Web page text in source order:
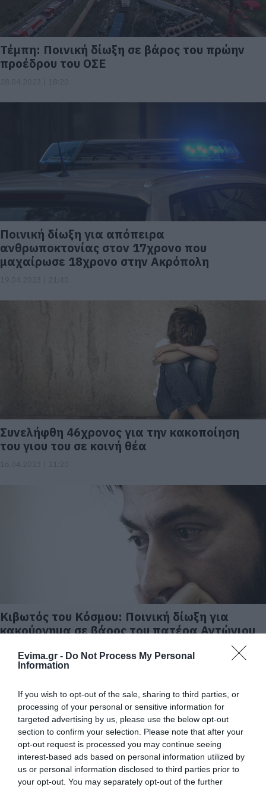
Evima.gr - Do Not Process My Personal
Information
If you wish to opt-out of the sale, sharing to third parties, or
processing of your personal or sensitive information for
targeted advertising by us, please use the below opt-out
section to confirm your selection. Please note that after your
opt-out request is processed you may continue seeing
interest-based ads based on personal information utilized by
us or personal information disclosed to third parties prior to
your opt-out. You may separately opt-out of the further
Τέμπη: Ποινική δίωξη σε βάρος του πρώην
προέδρου του ΟΣΕ
Ποινική δίωξη για απόπειρα
ανθρωποκτονίας στον 17χρονο που
μαχαίρωσε 18χρονο στην Ακρόπολη
Συνελήφθη 46χρονος για την κακοποίηση
του γιου του σε κοινή θέα
Κιβωτός του Κόσμου: Ποινική δίωξη για
κακούργημα σε βάρος του πατέρα Αντώνιου